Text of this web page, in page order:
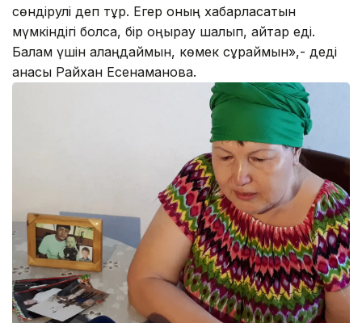
сөндірулі деп тұр. Егер оның хабарласатын
мүмкіндігі болса, бір қоңырау шалып, айтар еді.
Балам үшін алаңдаймын, көмек сұраймын»,- деді
анасы Райхан Есенаманова.